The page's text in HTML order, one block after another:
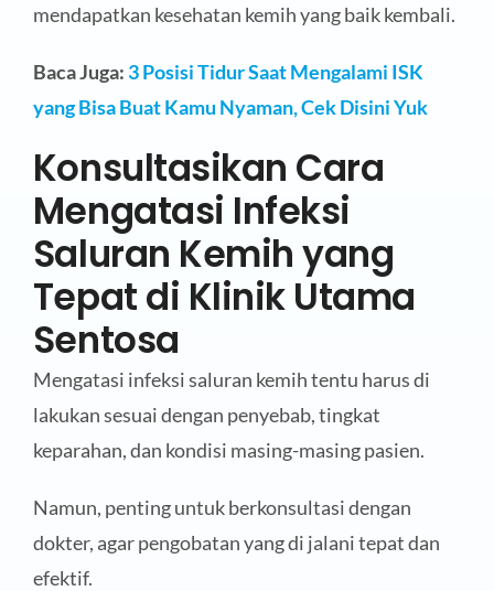
mendapatkan kesehatan kemih yang baik kembali.
Baca Juga: 3 Posisi Tidur Saat Mengalami ISK
yang Bisa Buat Kamu Nyaman, Cek Disini Yuk
Konsultasikan Cara
Mengatasi Infeksi
Saluran Kemih yang
Tepat di Klinik Utama
Sentosa
Mengatasi infeksi saluran kemih tentu harus di
lakukan sesuai dengan penyebab, tingkat
keparahan, dan kondisi masing-masing pasien.
Namun, penting untuk berkonsultasi dengan
dokter, agar pengobatan yang di jalani tepat dan
efektif.